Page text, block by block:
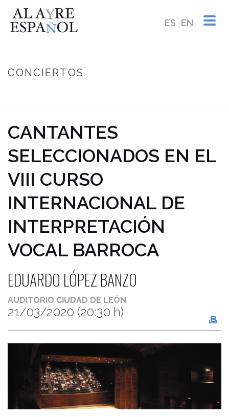
ES EN
CONCIERTOS
CANTANTES
SELECCIONADOS EN EL
VIII CURSO
INTERNACIONAL DE
INTERPRETACIÓN
VOCAL BARROCA
EDUARDO LÓPEZ BANZO
AUDITORIO CIUDAD DE LEÓN
21/03/2020 (20:30 h)